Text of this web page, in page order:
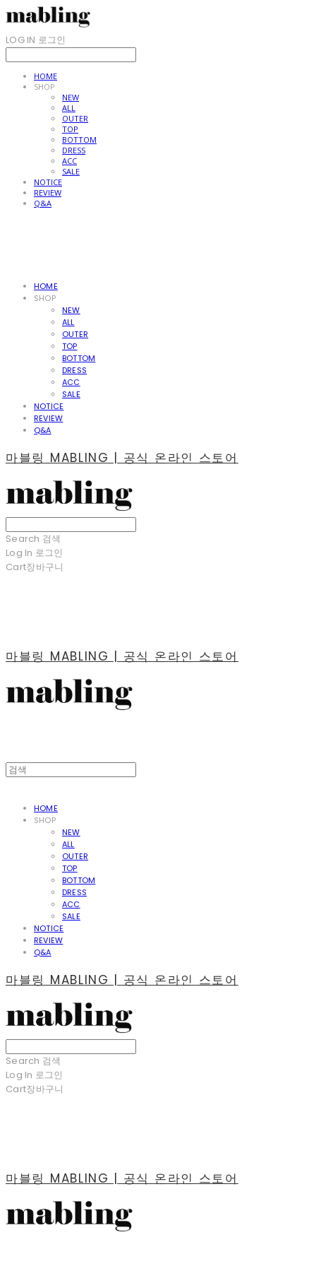
LOG IN 로그인
HOME
SHOP
NEW
ALL
OUTER
TOP
BOTTOM
DRESS
ACC
SALE
NOTICE
REVIEW
Q&A
HOME
SHOP
NEW
ALL
OUTER
TOP
BOTTOM
DRESS
ACC
SALE
NOTICE
REVIEW
Q&A
마블링 MABLING | 공식 온라인 스토어
Search 검색
Log In 로그인
Cart장바구니
마블링 MABLING | 공식 온라인 스토어
HOME
SHOP
NEW
ALL
OUTER
TOP
BOTTOM
DRESS
ACC
SALE
NOTICE
REVIEW
Q&A
마블링 MABLING | 공식 온라인 스토어
Search 검색
Log In 로그인
Cart장바구니
마블링 MABLING | 공식 온라인 스토어